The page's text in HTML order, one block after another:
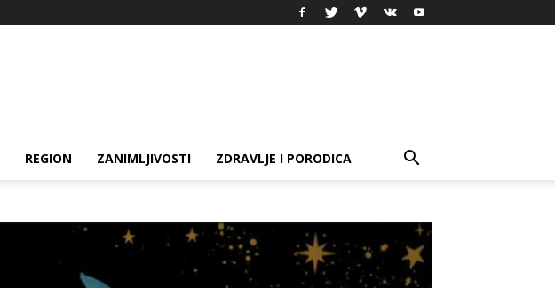
REGION ZANIMLJIVOSTI ZDRAVLJE I PORODICA